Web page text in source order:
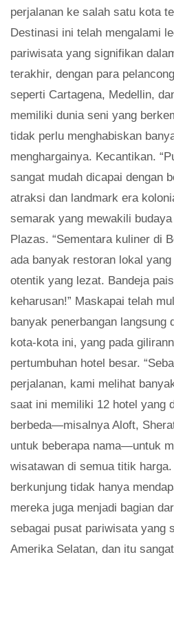
perjalanan ke salah satu kota
Destinasi ini telah mengalami
pariwisata yang signifikan
terakhir, dengan para
seperti Cartagena, Medellin,
memiliki dunia seni yang
tidak perlu menghabiskan
menghargainya. Kecantikan.
sangat mudah dicapai dengan
atraksi dan landmark era
semarak yang mewakili
Plazas. “Sementara kuliner di
ada banyak restoran lokal
otentik yang lezat. Bandeja
keharusan!” Maskapai telah
banyak penerbangan langsung
kota-kota ini, yang pada
pertumbuhan hotel besar.
perjalanan, kami melihat
saat ini memiliki 12 hotel yang
berbeda—misalnya Aloft,
untuk beberapa nama—untuk
wisatawan di semua titik
berkunjung tidak hanya
mereka juga menjadi bagian
sebagai pusat pariwisata yang
Amerika Selatan, dan itu